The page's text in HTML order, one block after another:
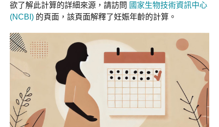
欲了解此計算的詳細來源，請訪問 國家生物技術資訊中心
(NCBI) 的頁面，該頁面解釋了妊娠年齡的計算。